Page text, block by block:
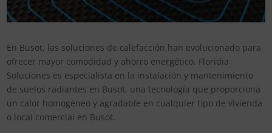
En Busot, las soluciones de calefacción han evolucionado para
ofrecer mayor comodidad y ahorro energético. Floridia
Soluciones es especialista en la instalación y mantenimiento
de suelos radiantes en Busot, una tecnología que proporciona
un calor homogéneo y agradable en cualquier tipo de vivienda
o local comercial en Busot.